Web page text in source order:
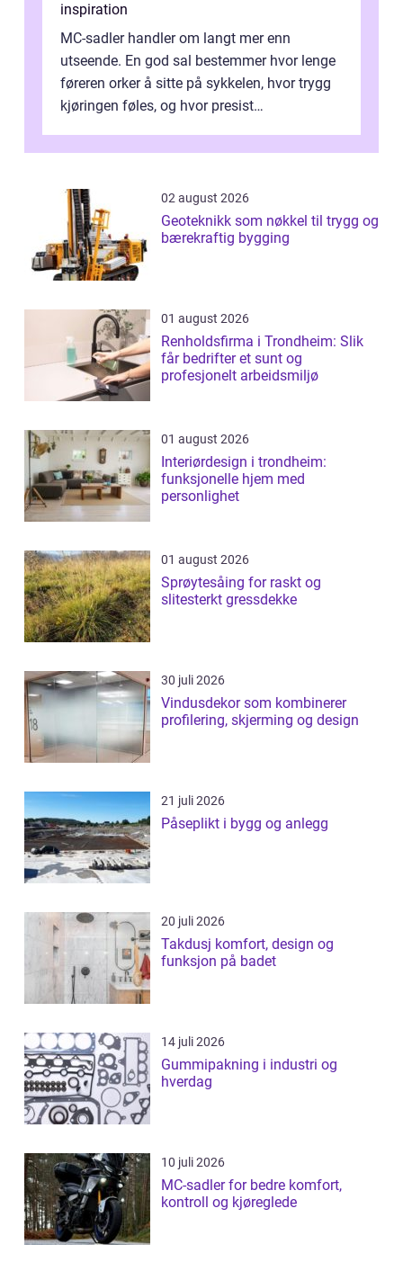
inspiration
MC-sadler handler om langt mer enn
utseende. En god sal bestemmer hvor lenge
føreren orker å sitte på sykkelen, hvor trygg
kjøringen føles, og hvor presist
02 august 2026
Geoteknikk som nøkkel til trygg og
bærekraftig bygging
01 august 2026
Renholdsfirma i Trondheim: Slik
får bedrifter et sunt og
profesjonelt arbeidsmiljø
01 august 2026
Interiørdesign i trondheim:
funksjonelle hjem med
personlighet
01 august 2026
Sprøytesåing for raskt og
slitesterkt gressdekke
30 juli 2026
Vindusdekor som kombinerer
profilering, skjerming og design
21 juli 2026
Påseplikt i bygg og anlegg
20 juli 2026
Takdusj komfort, design og
funksjon på badet
14 juli 2026
Gummipakning i industri og
hverdag
10 juli 2026
MC-sadler for bedre komfort,
kontroll og kjøreglede